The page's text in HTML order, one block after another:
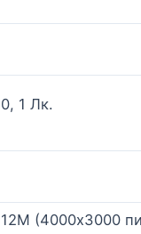
0, 1 Лк.
12M (4000х3000